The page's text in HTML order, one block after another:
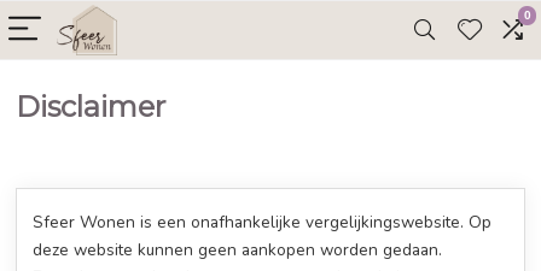
Disclaimer
Sfeer Wonen is een onafhankelijke